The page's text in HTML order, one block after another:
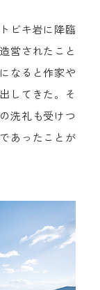
ビキ岩に降臨
営されたこと
なると作家や
してきた。そ
洗礼も受けつ
あったことが